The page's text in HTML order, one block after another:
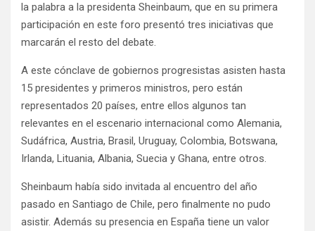
la palabra a la presidenta Sheinbaum, que en su primera
participación en este foro presentó tres iniciativas que
marcarán el resto del debate.
A este cónclave de gobiernos progresistas asisten hasta
15 presidentes y primeros ministros, pero están
representados 20 países, entre ellos algunos tan
relevantes en el escenario internacional como Alemania,
Sudáfrica, Austria, Brasil, Uruguay, Colombia, Botswana,
Irlanda, Lituania, Albania, Suecia y Ghana, entre otros.
Sheinbaum había sido invitada al encuentro del año
pasado en Santiago de Chile, pero finalmente no pudo
asistir. Además su presencia en España tiene un valor